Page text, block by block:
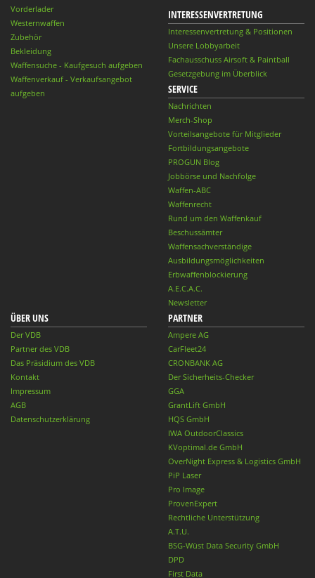
Vorderlader
Westernwaffen
Zubehör
Bekleidung
Waffensuche - Kaufgesuch aufgeben
Waffenverkauf - Verkaufsangebot
aufgeben
INTERESSENVERTRETUNG
Interessenvertretung & Positionen
Unsere Lobbyarbeit
Fachausschuss Airsoft & Paintball
Gesetzgebung im Überblick
SERVICE
Nachrichten
Merch-Shop
Vorteilsangebote für Mitglieder
Fortbildungsangebote
PROGUN Blog
Jobbörse und Nachfolge
Waffen-ABC
Waffenrecht
Rund um den Waffenkauf
Beschussämter
Waffensachverständige
Ausbildungsmöglichkeiten
Erbwaffenblockierung
A.E.C.A.C.
Newsletter
ÜBER UNS
Der VDB
Partner des VDB
Das Präsidium des VDB
Kontakt
Impressum
AGB
Datenschutzerklärung
PARTNER
Ampere AG
CarFleet24
CRONBANK AG
Der Sicherheits-Checker
GGA
GrantLift GmbH
HQS GmbH
IWA OutdoorClassics
KVoptimal.de GmbH
OverNight Express & Logistics GmbH
PiP Laser
Pro Image
ProvenExpert
Rechtliche Unterstützung
A.T.U.
BSG-Wüst Data Security GmbH
DPD
First Data